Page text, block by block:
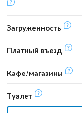
Загруженность
Платный въезд
Кафе/магазины
Туалет